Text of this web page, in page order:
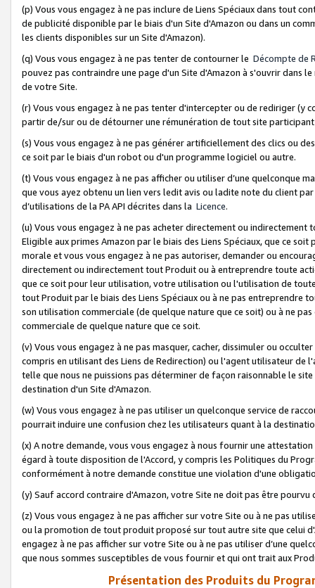
(p) Vous vous engagez à ne pas inclure de Liens Spéciaux dans tout
de publicité disponible par le biais d'un Site d'Amazon ou dans un
les clients disponibles sur un Site d'Amazon).
(q) Vous vous engagez à ne pas tenter de contourner le Décompte de
pouvez pas contraindre une page d'un Site d'Amazon à s'ouvrir dans
de votre Site.
(r) Vous vous engagez à ne pas tenter d'intercepter ou de rediriger
partir de/sur ou de détourner une rémunération de tout site
(s) Vous vous engagez à ne pas générer artificiellement des clics ou
ce soit par le biais d'un robot ou d'un programme logiciel ou autre.
(t) Vous vous engagez à ne pas afficher ou utiliser d’une quelconque
que vous ayez obtenu un lien vers ledit avis ou ladite note du client
d’utilisations de la PA API décrites dans la Licence.
(u) Vous vous engagez à ne pas acheter directement ou
Eligible aux primes Amazon par le biais des Liens Spéciaux, que ce
morale et vous vous engagez à ne pas autoriser, demander ou
directement ou indirectement tout Produit ou à entreprendre toute
que ce soit pour leur utilisation, votre utilisation ou l'utilisation de
tout Produit par le biais des Liens Spéciaux ou à ne pas entreprendre
son utilisation commerciale (de quelque nature que ce soit) ou à ne
commerciale de quelque nature que ce soit.
(v) Vous vous engagez à ne pas masquer, cacher, dissimuler ou
compris en utilisant des Liens de Redirection) ou l'agent utilisateur
telle que nous ne puissions pas déterminer de façon raisonnable le
destination d'un Site d'Amazon.
(w) Vous vous engagez à ne pas utiliser un quelconque service de
pourrait induire une confusion chez les utilisateurs quant à la
(x) A notre demande, vous vous engagez à nous fournir une
égard à toute disposition de l'Accord, y compris les Politiques du
conformément à notre demande constitue une violation d'une
(y) Sauf accord contraire d'Amazon, votre Site ne doit pas être
(z) Vous vous engagez à ne pas afficher sur votre Site ou à ne pas
ou la promotion de tout produit proposé sur tout autre site que celui
engagez à ne pas afficher sur votre Site ou à ne pas utiliser d’une
que nous sommes susceptibles de vous fournir et qui ont trait aux
Présentation des Produits du